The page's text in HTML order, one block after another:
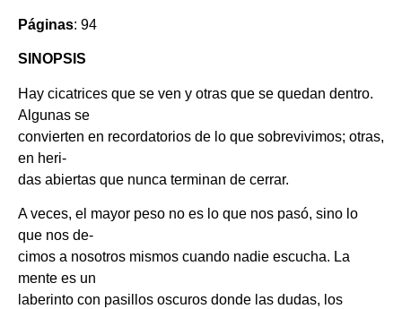
Páginas: 94
SINOPSIS
Hay cicatrices que se ven y otras que se quedan dentro.
Algunas se
convierten en recordatorios de lo que sobrevivimos; otras,
en heri-
das abiertas que nunca terminan de cerrar.
A veces, el mayor peso no es lo que nos pasó, sino lo
que nos de-
cimos a nosotros mismos cuando nadie escucha. La
mente es un
laberinto con pasillos oscuros donde las dudas, los